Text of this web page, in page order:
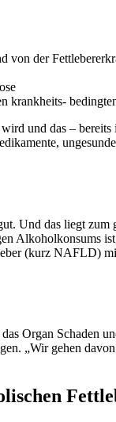
von der
krankheits-
und das –
Und das liegt
Alkoholkonsums
(kurz NAFLD)
Organ Schaden
„Wir gehen